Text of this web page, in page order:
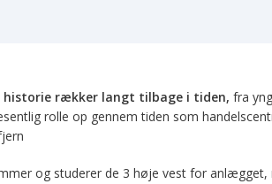
historie rækker langt tilbage i tiden, fra
rolle op gennem tiden som
og studerer de 3 høje vest for